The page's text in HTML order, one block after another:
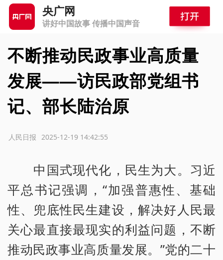
央广网
讲好中国故事 传播中国声音
不断推动民政事业高质量
发展——访民政部党组书
记、部长陆治原
2025-12-19 14:42:55
人民日报
中国式现代化，民生为大。习近
平总书记强调，“加强普惠性、基础
性、兜底性民生建设，解决好人民最
关心最直接最现实的利益问题，不断
推动民政事业高质量发展。”党的二十